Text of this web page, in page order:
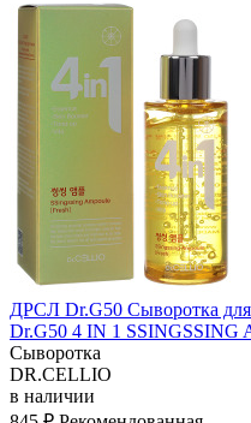
ДРСЛ Dr.G50 Сыворотка
Dr.G50 4 IN 1 SSINGSSING
Сыворотка
DR.CELLIO
в наличии